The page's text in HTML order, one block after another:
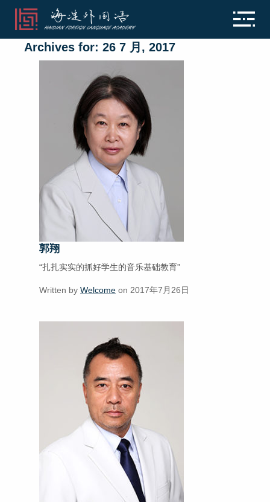
Archives for: 26 7 月, 2017
郭翔
“扎扎实实的抓好学生的音乐基础教育”
Written by Welcome on 2017年7月26日